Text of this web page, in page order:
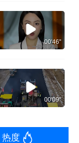
00'46''
00'09''
热度